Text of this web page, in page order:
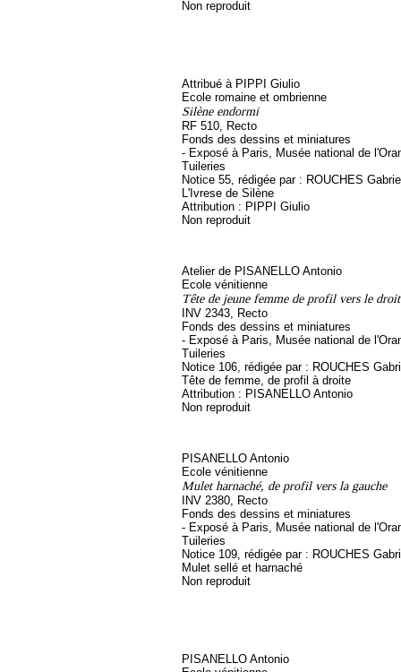
Non reproduit
Attribué à PIPPI Giulio
Ecole romaine et ombrienne
Silène endormi
RF 510, Recto
Fonds des dessins et miniatures
- Exposé à Paris, Musée national de
Tuileries
Notice 55, rédigée par : ROUCHES
L'Ivrese de Silène
Attribution : PIPPI Giulio
Non reproduit
Atelier de PISANELLO Antonio
Ecole vénitienne
Tête de jeune femme de profil vers le
INV 2343, Recto
Fonds des dessins et miniatures
- Exposé à Paris, Musée national de
Tuileries
Notice 106, rédigée par : ROUCHES
Tête de femme, de profil à droite
Attribution : PISANELLO Antonio
Non reproduit
PISANELLO Antonio
Ecole vénitienne
Mulet harnaché, de profil vers la gauche
INV 2380, Recto
Fonds des dessins et miniatures
- Exposé à Paris, Musée national de
Tuileries
Notice 109, rédigée par : ROUCHES
Mulet sellé et harnaché
Non reproduit
PISANELLO Antonio